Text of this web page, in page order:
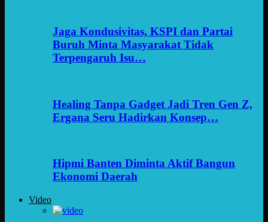
Jaga Kondusivitas, KSPI dan Partai
Buruh Minta Masyarakat Tidak
Terpengaruh Isu…
Healing Tanpa Gadget Jadi Tren Gen Z,
Ergana Seru Hadirkan Konsep…
Hipmi Banten Diminta Aktif Bangun
Ekonomi Daerah
Video